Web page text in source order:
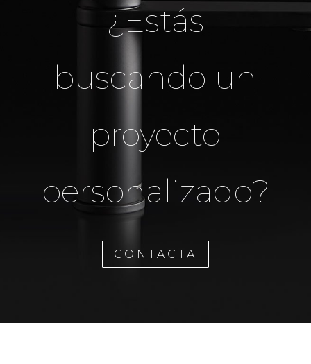
¿Estás
buscando un
proyecto
personalizado?
CONTACTA